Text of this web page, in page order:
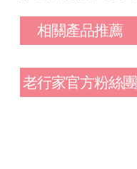
相關產品推薦
老行家官方粉絲團